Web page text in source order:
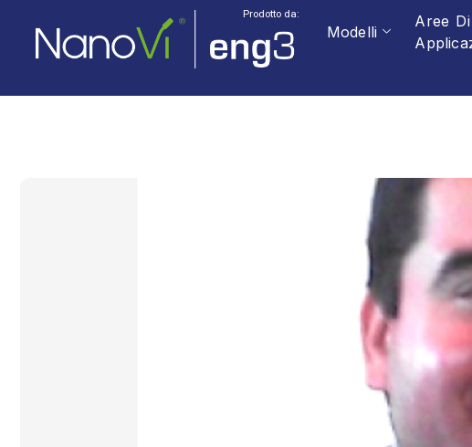
Prodotto da:
Modelli
Aree Di